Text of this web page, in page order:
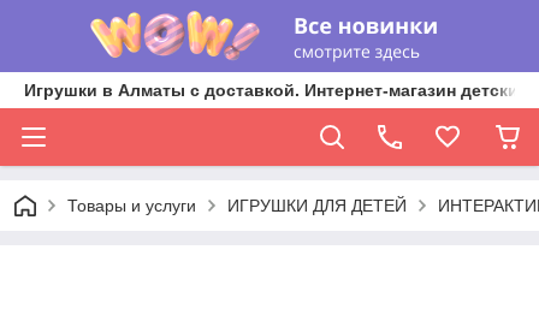
Игрушки в Алматы с доставкой. Интернет-магазин
Товары и услуги ИГРУШКИ ДЛЯ ДЕТЕЙ